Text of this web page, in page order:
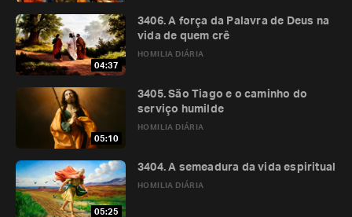
04:37
HOMILIA DIÁRIA
3406. A força da Palavra de Deus na
vida de quem crê
05:10
HOMILIA DIÁRIA
3405. São Tiago e o caminho do
serviço humilde
05:25
HOMILIA DIÁRIA
3404. A semeadura da vida espiritual